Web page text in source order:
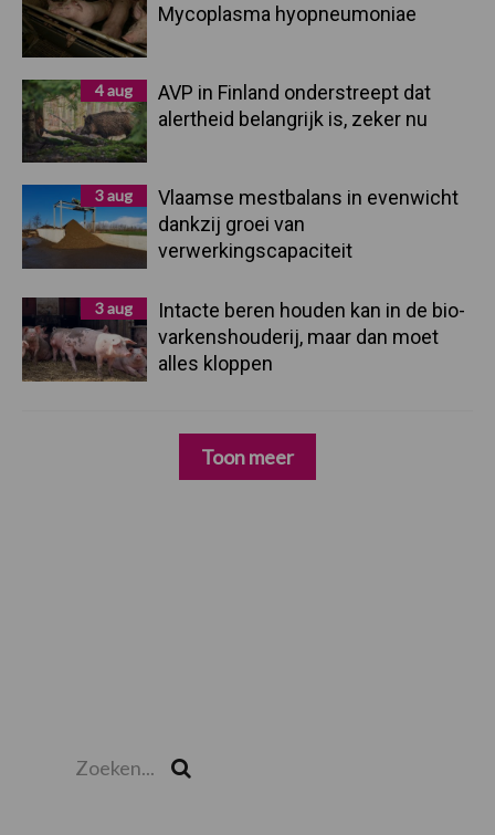
Mycoplasma hyopneumoniae
4 aug
AVP in Finland onderstreept dat
alertheid belangrijk is, zeker nu
3 aug
Vlaamse mestbalans in evenwicht
dankzij groei van
verwerkingscapaciteit
3 aug
Intacte beren houden kan in de bio-
varkenshouderij, maar dan moet
alles kloppen
Toon meer